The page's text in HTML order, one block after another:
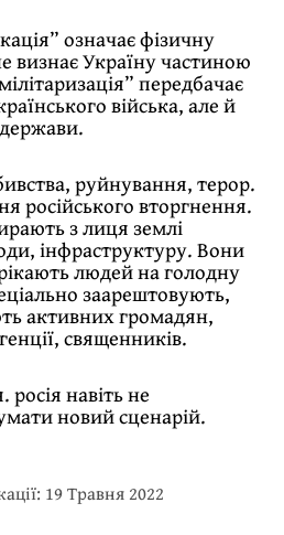
означає фізичну
визнає Україну частиною
передбачає
війська, але й
руйнування, терор.
російського вторгнення.
з лиця землі
інфраструктуру. Вони
людей на голодну
заарештовують,
активних громадян,
священників.
росія навіть не
новий сценарій.
19 Травня 2022